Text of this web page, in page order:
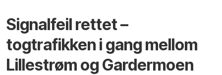
Signalfeil rettet –
togtrafikken i gang mellom
Lillestrøm og Gardermoen